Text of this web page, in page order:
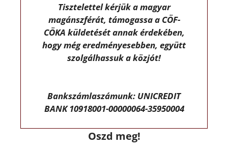
Tisztelettel kérjük a magyar
magánszférát, támogassa a CÖF-
CÖKA küldetését annak érdekében,
hogy még eredményesebben, együtt
szolgálhassuk a közjót!
Bankszámlaszámunk: UNICREDIT
BANK 10918001-00000064-35950004
Oszd meg!